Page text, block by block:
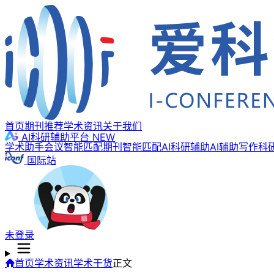
首页期刊推荐学术资讯关于我们
AI科研辅助平台 NEW
学术助手会议智能匹配期刊智能匹配AI科研辅助AI辅助写作科
国际站
未登录
首页学术资讯学术干货正文